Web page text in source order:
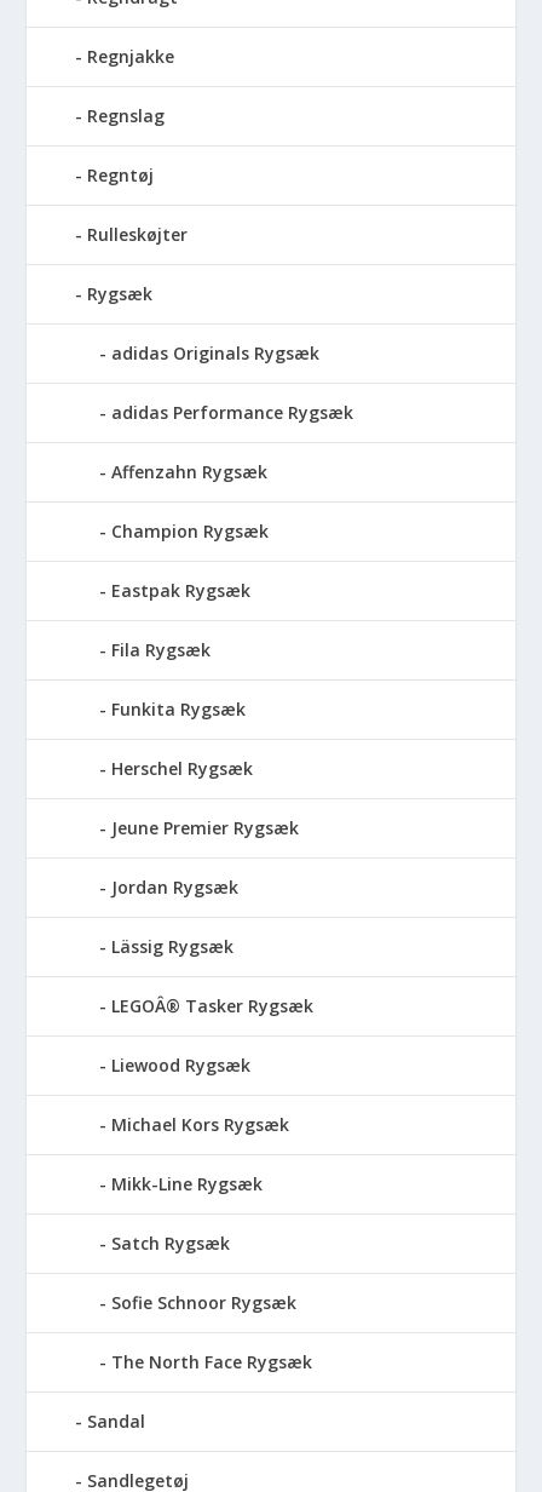
Regnjakke
Regnslag
Regntøj
Rulleskøjter
Rygsæk
adidas Originals Rygsæk
adidas Performance Rygsæk
Affenzahn Rygsæk
Champion Rygsæk
Eastpak Rygsæk
Fila Rygsæk
Funkita Rygsæk
Herschel Rygsæk
Jeune Premier Rygsæk
Jordan Rygsæk
Lässig Rygsæk
LEGOÂ® Tasker Rygsæk
Liewood Rygsæk
Michael Kors Rygsæk
Mikk-Line Rygsæk
Satch Rygsæk
Sofie Schnoor Rygsæk
The North Face Rygsæk
Sandal
Sandlegetøj